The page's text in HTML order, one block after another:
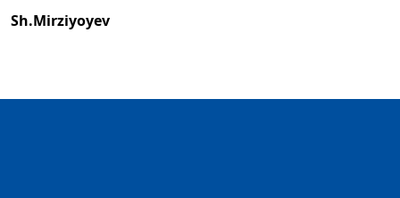
Sh.Mirziyoyev